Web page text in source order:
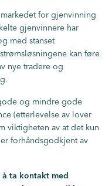
for gjenvinning
gjenvinnere har
med stanset
kan føre
nye tradere og
og mindre gode
(etterlevelse av lover
viktigheten av at det kun
forhåndsgodkjent av
ta kontakt med